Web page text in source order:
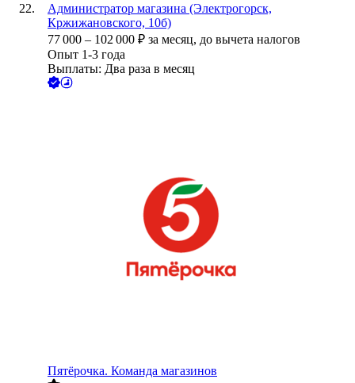
Администратор магазина (Электрогорск,
Кржижановского, 10б)
77 000 – 102 000 ₽ за месяц, до вычета налогов
Опыт 1-3 года
Выплаты: Два раза в месяц
Пятёрочка. Команда магазинов